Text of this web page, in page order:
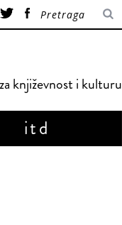
književnost i kulturu
itd